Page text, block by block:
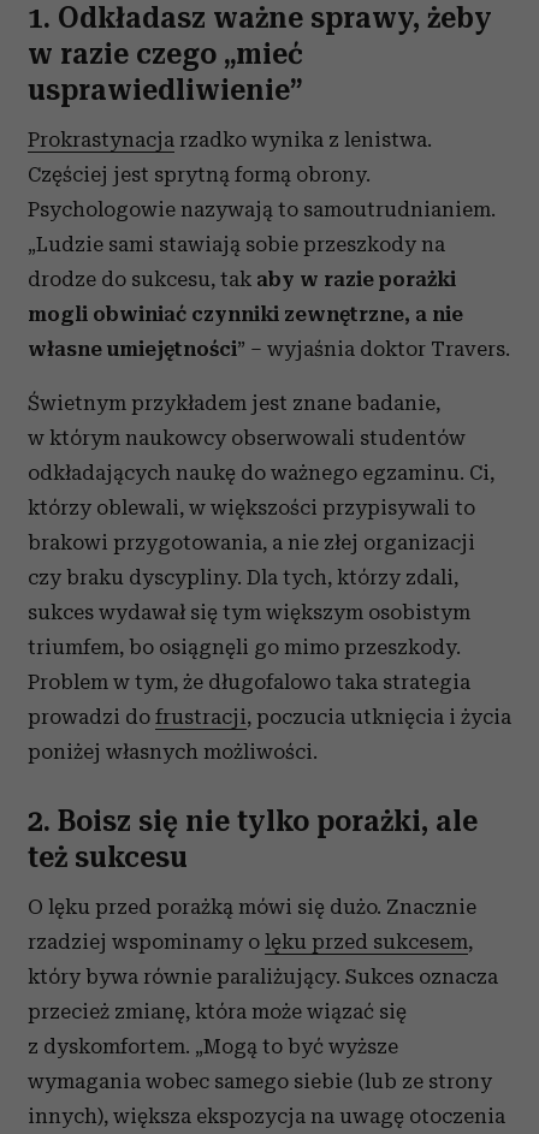
1. Odkładasz ważne sprawy, żeby
w razie czego „mieć
usprawiedliwienie”
Prokrastynacja rzadko wynika z lenistwa.
Częściej jest sprytną formą obrony.
Psychologowie nazywają to samoutrudnianiem.
„Ludzie sami stawiają sobie przeszkody na
drodze do sukcesu, tak aby w razie porażki
mogli obwiniać czynniki zewnętrzne, a nie
własne umiejętności” – wyjaśnia doktor Travers.
Świetnym przykładem jest znane badanie,
w którym naukowcy obserwowali studentów
odkładających naukę do ważnego egzaminu. Ci,
którzy oblewali, w większości przypisywali to
brakowi przygotowania, a nie złej organizacji
czy braku dyscypliny. Dla tych, którzy zdali,
sukces wydawał się tym większym osobistym
triumfem, bo osiągnęli go mimo przeszkody.
Problem w tym, że długofalowo taka strategia
prowadzi do frustracji, poczucia utknięcia i życia
poniżej własnych możliwości.
2. Boisz się nie tylko porażki, ale
też sukcesu
O lęku przed porażką mówi się dużo. Znacznie
rzadziej wspominamy o lęku przed sukcesem,
który bywa równie paraliżujący. Sukces oznacza
przecież zmianę, która może wiązać się
z dyskomfortem. „Mogą to być wyższe
wymagania wobec samego siebie (lub ze strony
innych), większa ekspozycja na uwagę otoczenia